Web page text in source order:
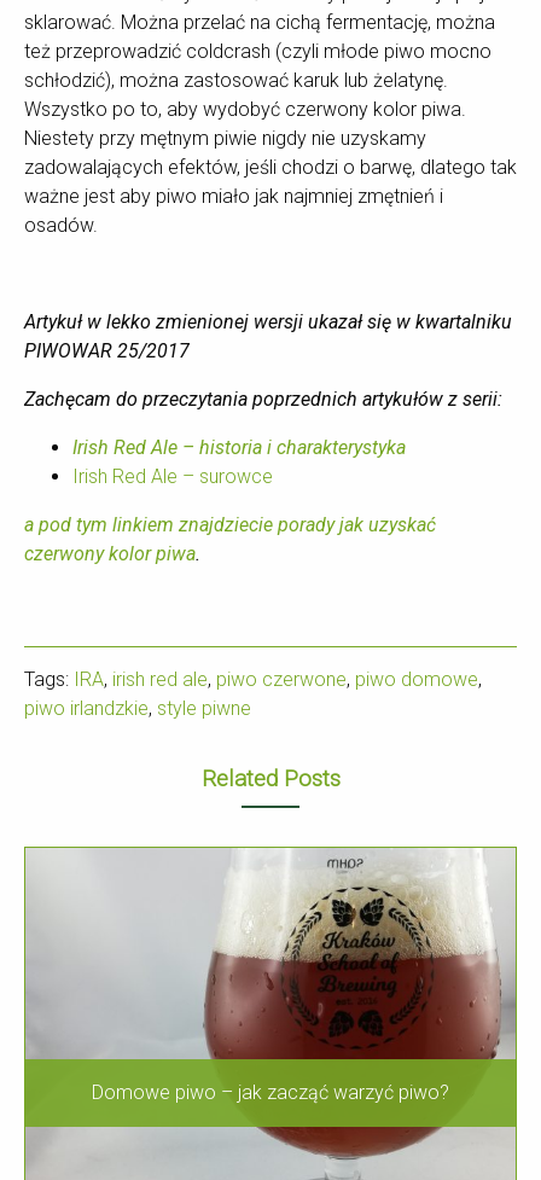
sklarować. Można przelać na cichą fermentację, można
też przeprowadzić coldcrash (czyli młode piwo mocno
schłodzić), można zastosować karuk lub żelatynę.
Wszystko po to, aby wydobyć czerwony kolor piwa.
Niestety przy mętnym piwie nigdy nie uzyskamy
zadowalających efektów, jeśli chodzi o barwę, dlatego tak
ważne jest aby piwo miało jak najmniej zmętnień i
osadów.
Artykuł w lekko zmienionej wersji ukazał się w kwartalniku
PIWOWAR 25/2017
Zachęcam do przeczytania poprzednich artykułów z serii:
Irish Red Ale – historia i charakterystyka
Irish Red Ale – surowce
a pod tym linkiem znajdziecie porady jak uzyskać
czerwony kolor piwa.
Tags: IRA, irish red ale, piwo czerwone, piwo domowe,
piwo irlandzkie, style piwne
Related Posts
Domowe piwo – jak zacząć warzyć piwo?